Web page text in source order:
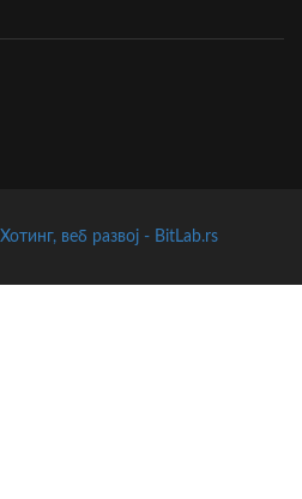
Хотинг, веб развој - BitLab.rs